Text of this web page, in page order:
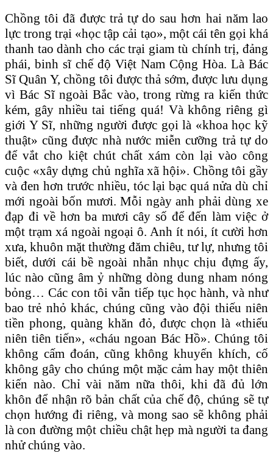
Chồng tôi đã được trả tự do sau hơn hai năm lao
lực trong trại «học tập cải tạo», một cái tên gọi khá
thanh tao dành cho các trại giam tù chính trị, đảng
phái, binh sĩ chế độ Việt Nam Cộng Hòa. Là Bác
Sĩ Quân Y, chồng tôi được thả sớm, được lưu dụng
vì Bác Sĩ ngoài Bắc vào, trong rừng ra kiến thức
kém, gây nhiều tai tiếng quá! Và không riêng gì
giới Y Sĩ, những người được gọi là «khoa học kỹ
thuật» cũng được nhà nước miễn cưỡng trả tự do
để vắt cho kiệt chút chất xám còn lại vào công
cuộc «xây dựng chủ nghĩa xã hội». Chồng tôi gầy
và đen hơn trước nhiều, tóc lại bạc quá nửa dù chỉ
mới ngoài bốn mươi. Mỗi ngày anh phải dùng xe
đạp đi về hơn ba mươi cây số để đến làm việc ở
một trạm xá ngoài ngoại ô. Anh ít nói, ít cười hơn
xưa, khuôn mặt thường đăm chiêu, tư lự, nhưng tôi
biết, dưới cái bề ngoài nhẫn nhục chịu đựng ấy,
lúc nào cũng âm ỷ những dòng dung nham nóng
bỏng… Các con tôi vẫn tiếp tục học hành, và như
bao trẻ nhỏ khác, chúng cũng vào đội thiếu niên
tiền phong, quàng khăn đỏ, được chọn là «thiếu
niên tiên tiến», «cháu ngoan Bác Hồ». Chúng tôi
không cấm đoán, cũng không khuyến khích, cố
không gây cho chúng một mặc cảm hay một thiên
kiến nào. Chỉ vài năm nữa thôi, khi đã đủ lớn
khôn để nhận rõ bản chất của chế độ, chúng sẽ tự
chọn hướng đi riêng, và mong sao sẽ không phải
là con đường một chiều chật hẹp mà người ta đang
nhử chúng vào.